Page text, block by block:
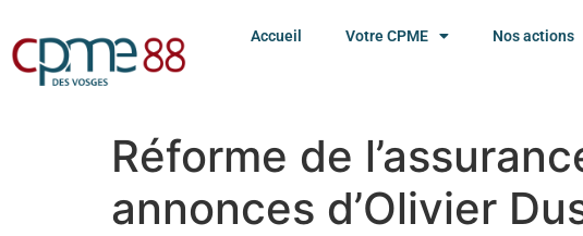
Accueil Votre CPME Nos actions
Réforme de
annonces d’Olivier